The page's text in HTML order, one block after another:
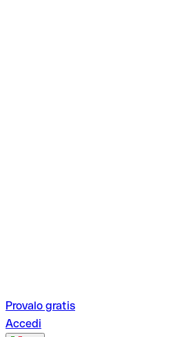
Provalo gratis
Accedi